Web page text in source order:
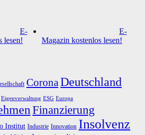
E-
lesen!
E-
Magazin kostenlos lesen!
CoronaDeutschland
Eigenverwaltung ESG Europa
Finanzierung
Institut Industrie Innovation Insolvenz